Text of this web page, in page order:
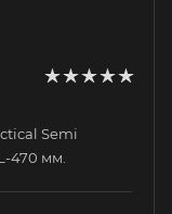
Semi
470 мм.